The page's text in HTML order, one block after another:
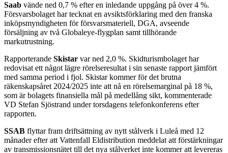
Saab vände ned 0,7 % efter en inledande uppgång på över 4 %.
Försvarsbolaget har tecknat en avsiktsförklaring med den franska
inköpsmyndigheten för försvarsmateriell, DGA, avseende
försäljning av två Globaleye-flygplan samt tillhörande
markutrustning.
Rapporterande Skistar var ned 2,0 %. Skidturismbolaget har
redovisat ett något lägre rörelseresultat i sin senaste rapport jämfört
med samma period i fjol. Skistar kommer för det brutna
räkenskapsåret 2024/2025 inte att nå en rörelsemarginal på 18 %,
som är bolagets finansiella mål på medellång sikt, kommenterade
VD Stefan Sjöstrand under torsdagens telefonkonferens efter
rapporten.
SSAB flyttar fram driftsättning av nytt stålverk i Luleå med 12
månader efter att Vattenfall Eldistribution meddelat att förstärkningar
av transmissionsnätet till det nya stålverket inte kommer att levereras